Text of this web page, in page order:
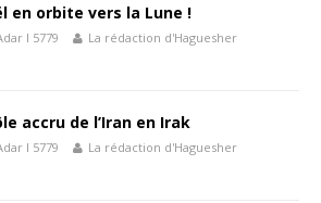
en orbite vers la Lune !
I 5779 La rédaction d'Haguesher
accru de l’Iran en Irak
I 5779 La rédaction d'Haguesher